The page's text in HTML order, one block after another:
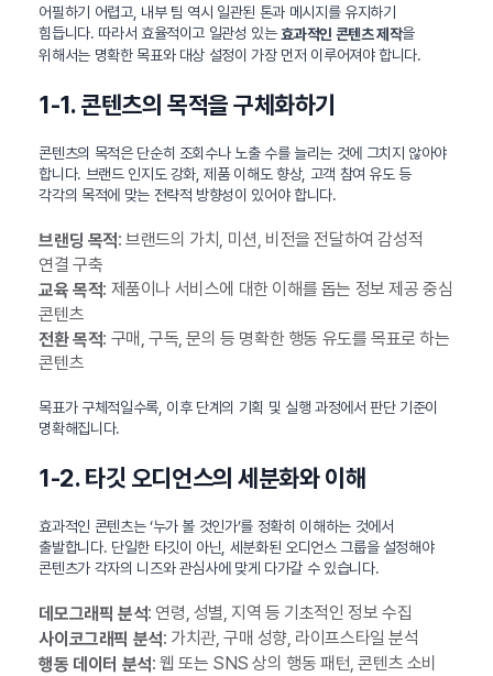
어필하기 어렵고, 내부 팀 역시 일관된 톤과 메시지를 유지하기
힘듭니다. 따라서 효율적이고 일관성 있는효과적인 콘텐츠 제작을
위해서는 명확한 목표와 대상 설정이 가장 먼저 이루어져야 합니다.
1-1. 콘텐츠의 목적을 구체화하기
콘텐츠의 목적은 단순히 조회수나 노출 수를 늘리는 것에 그치지 않아야
합니다. 브랜드 인지도 강화, 제품 이해도 향상, 고객 참여 유도 등
각각의 목적에 맞는 전략적 방향성이 있어야 합니다.
브랜딩 목적: 브랜드의 가치, 미션, 비전을 전달하여 감성적
연결 구축
교육 목적: 제품이나 서비스에 대한 이해를 돕는 정보 제공 중심
콘텐츠
전환 목적: 구매, 구독, 문의 등 명확한 행동 유도를 목표로 하는
콘텐츠
목표가 구체적일수록, 이후 단계의 기획 및 실행 과정에서 판단 기준이
명확해집니다.
1-2. 타깃 오디언스의 세분화와 이해
효과적인 콘텐츠는 ‘누가 볼 것인가’를 정확히 이해하는 것에서
출발합니다. 단일한 타깃이 아닌, 세분화된 오디언스 그룹을 설정해야
콘텐츠가 각자의 니즈와 관심사에 맞게 다가갈 수 있습니다.
데모그래픽 분석: 연령, 성별, 지역 등 기초적인 정보 수집
사이코그래픽 분석: 가치관, 구매 성향, 라이프스타일 분석
행동 데이터 분석: 웹 또는 SNS 상의 행동 패턴, 콘텐츠 소비